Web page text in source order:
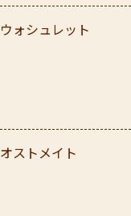
ウォシュレット
オストメイト